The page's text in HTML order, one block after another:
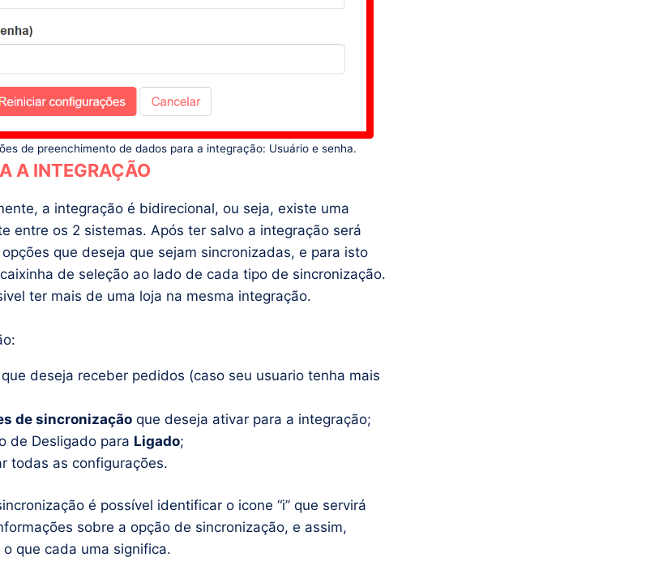
de preenchimento de dados para a integração: Usuário e senha.
A INTEGRAÇÃO
a integração é bidirecional, ou seja, existe uma
entre os 2 sistemas. Após ter salvo a integração será
que deseja que sejam sincronizadas, e para isto
de seleção ao lado de cada tipo de sincronização.
ter mais de uma loja na mesma integração.
que deseja receber pedidos (caso seu usuario tenha mais
de sincronização que deseja ativar para a integração;
de Desligado para Ligado;
todas as configurações.
é possível identificar o icone “i” que servirá
sobre a opção de sincronização, e assim,
que cada uma significa.